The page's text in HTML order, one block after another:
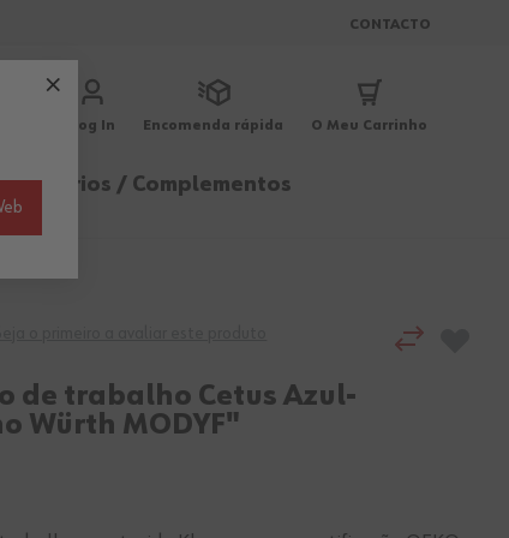
CONTACTO
Log In Encomenda rápida O Meu Carrinho
/ Complementos
de trabalho Cetus Azul-
Würth MODYF"